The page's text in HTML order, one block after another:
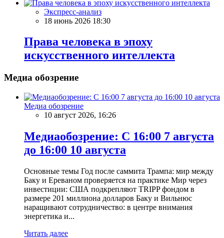
Экспресс-анализ
18 июнь 2026 18:30
Права человека в эпоху
искусственного интеллекта
Медиа обозрение
Медиа обозрение
10 август 2026, 16:26
Медиаобозрение: С 16:00 7 августа
до 16:00 10 августа
Основные темы Год после саммита Трампа: мир между
Баку и Ереваном проверяется на практике Мир через
инвестиции: США подкрепляют TRIPP фондом в
размере 201 миллиона долларов Баку и Вильнюс
наращивают сотрудничество: в центре внимания
энергетика и...
Читать далее